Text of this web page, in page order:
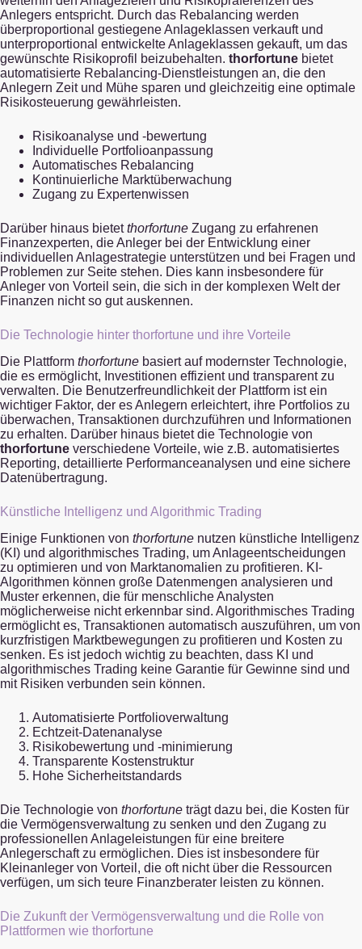
Anlegers entspricht. Durch das Rebalancing werden
überproportional gestiegene Anlageklassen verkauft und
unterproportional entwickelte Anlageklassen gekauft, um das
gewünschte Risikoprofil beizubehalten. thorfortune bietet
automatisierte Rebalancing-Dienstleistungen an, die den
Anlegern Zeit und Mühe sparen und gleichzeitig eine optimale
Risikosteuerung gewährleisten.
Risikoanalyse und -bewertung
Individuelle Portfolioanpassung
Automatisches Rebalancing
Kontinuierliche Marktüberwachung
Zugang zu Expertenwissen
Darüber hinaus bietetthorfortune Zugang zu erfahrenen
Finanzexperten, die Anleger bei der Entwicklung einer
individuellen Anlagestrategie unterstützen und bei Fragen und
Problemen zur Seite stehen. Dies kann insbesondere für
Anleger von Vorteil sein, die sich in der komplexen Welt der
Finanzen nicht so gut auskennen.
Die Technologie hinter thorfortune und ihre Vorteile
Die Plattform thorfortune basiert auf modernster Technologie,
die es ermöglicht, Investitionen effizient und transparent zu
verwalten. Die Benutzerfreundlichkeit der Plattform ist ein
wichtiger Faktor, der es Anlegern erleichtert, ihre Portfolios zu
überwachen, Transaktionen durchzuführen und Informationen
zu erhalten. Darüber hinaus bietet die Technologie von
thorfortune verschiedene Vorteile, wie z.B. automatisiertes
Reporting, detaillierte Performanceanalysen und eine sichere
Datenübertragung.
Künstliche Intelligenz und Algorithmic Trading
Einige Funktionen von thorfortune nutzen künstliche Intelligenz
(KI) und algorithmisches Trading, um Anlageentscheidungen
zu optimieren und von Marktanomalien zu profitieren. KI-
Algorithmen können große Datenmengen analysieren und
Muster erkennen, die für menschliche Analysten
möglicherweise nicht erkennbar sind. Algorithmisches Trading
ermöglicht es, Transaktionen automatisch auszuführen, um von
kurzfristigen Marktbewegungen zu profitieren und Kosten zu
senken. Es ist jedoch wichtig zu beachten, dass KI und
algorithmisches Trading keine Garantie für Gewinne sind und
mit Risiken verbunden sein können.
Automatisierte Portfolioverwaltung
Echtzeit-Datenanalyse
Risikobewertung und -minimierung
Transparente Kostenstruktur
Hohe Sicherheitstandards
Die Technologie von thorfortune trägt dazu bei, die Kosten für
die Vermögensverwaltung zu senken und den Zugang zu
professionellen Anlageleistungen für eine breitere
Anlegerschaft zu ermöglichen. Dies ist insbesondere für
Kleinanleger von Vorteil, die oft nicht über die Ressourcen
verfügen, um sich teure Finanzberater leisten zu können.
Die Zukunft der Vermögensverwaltung und die Rolle von
Plattformen wie thorfortune